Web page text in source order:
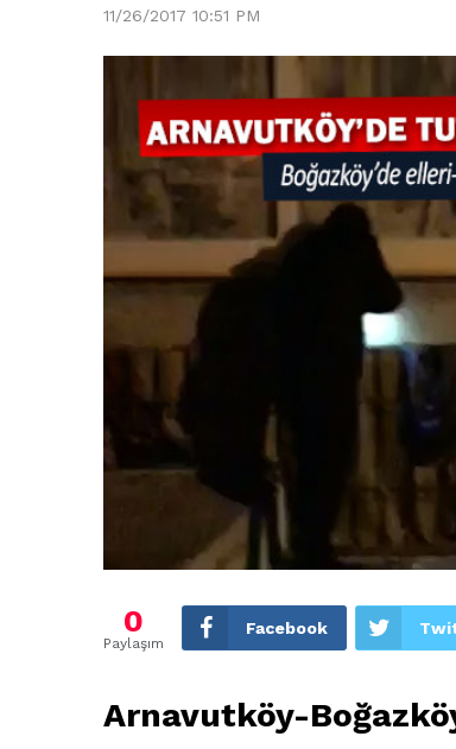
11/26/2017 10:51 PM
0
Paylaşım
Facebook
Arnavutköy-